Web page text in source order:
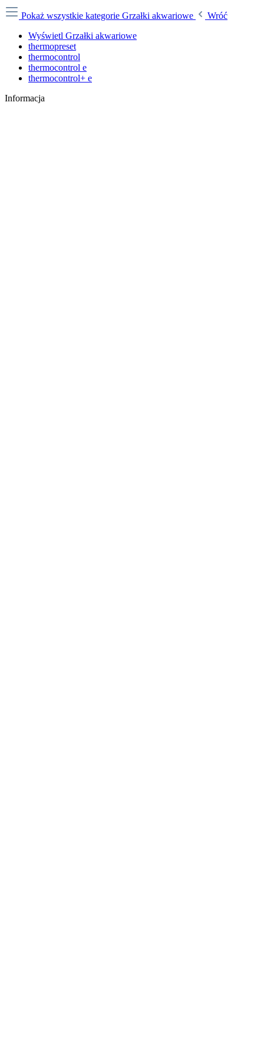
Pokaż wszystkie kategorie Grzałki akwariowe
Wróć
Wyświetl Grzałki akwariowe
thermopreset
thermocontrol
thermocontrol e
thermocontrol+ e
Informacja